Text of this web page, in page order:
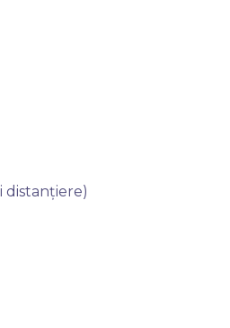
distanțiere)